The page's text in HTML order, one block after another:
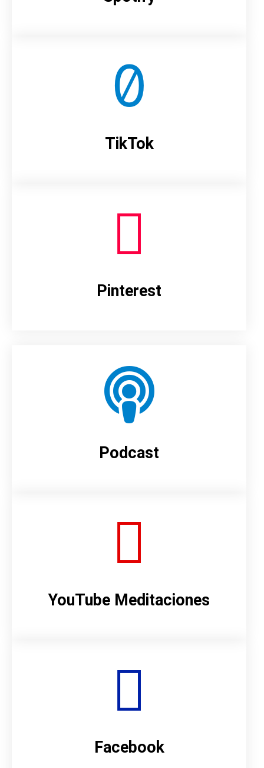
TikTok
Pinterest
Podcast
YouTube Meditaciones
Facebook